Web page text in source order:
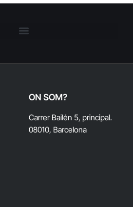
ON SOM?
Carrer Bailén 5, principal.
08010, Barcelona